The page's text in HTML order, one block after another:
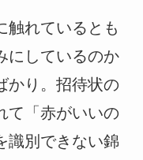
触れているとも
にしているのか
かり。招待状の
て「赤がいいの
識別できない錦